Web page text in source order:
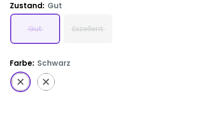
Zustand: Gut
Gut Exzellent
Farbe: Schwarz
SchwarzSilber